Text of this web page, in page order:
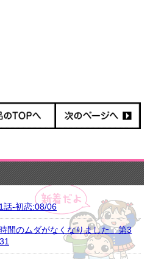
話-初恋:08/06
間のムダがなくなりました」第3